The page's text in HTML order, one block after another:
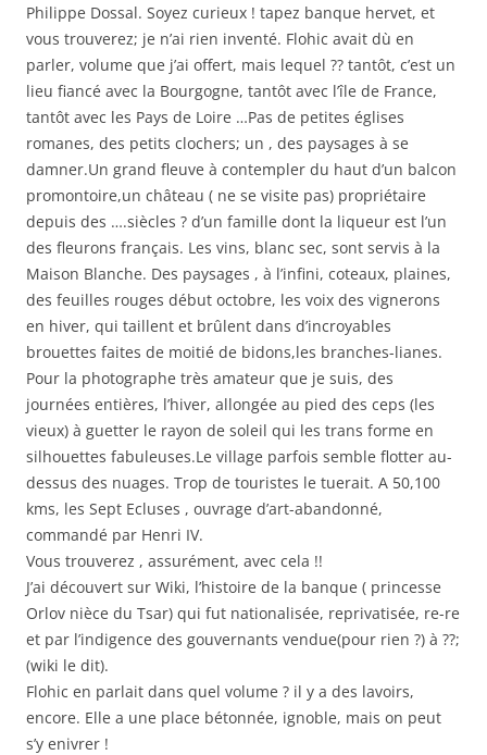
Philippe Dossal. Soyez curieux ! tapez banque hervet, et
vous trouverez; je n’ai rien inventé. Flohic avait dù en
parler, volume que j’ai offert, mais lequel ?? tantôt, c’est un
lieu fiancé avec la Bourgogne, tantôt avec l’île de France,
tantôt avec les Pays de Loire …Pas de petites églises
romanes, des petits clochers; un , des paysages à se
damner.Un grand fleuve à contempler du haut d’un balcon
promontoire,un château ( ne se visite pas) propriétaire
depuis des ….siècles ? d’un famille dont la liqueur est l’un
des fleurons français. Les vins, blanc sec, sont servis à la
Maison Blanche. Des paysages , à l’infini, coteaux, plaines,
des feuilles rouges début octobre, les voix des vignerons
en hiver, qui taillent et brûlent dans d’incroyables
brouettes faites de moitié de bidons,les branches-lianes.
Pour la photographe très amateur que je suis, des
journées entières, l’hiver, allongée au pied des ceps (les
vieux) à guetter le rayon de soleil qui les trans forme en
silhouettes fabuleuses.Le village parfois semble flotter au-
dessus des nuages. Trop de touristes le tuerait. A 50,100
kms, les Sept Ecluses , ouvrage d’art-abandonné,
commandé par Henri IV.
Vous trouverez , assurément, avec cela !!
J’ai découvert sur Wiki, l’histoire de la banque ( princesse
Orlov nièce du Tsar) qui fut nationalisée, reprivatisée, re-re
et par l’indigence des gouvernants vendue(pour rien ?) à ??;
(wiki le dit).
Flohic en parlait dans quel volume ? il y a des lavoirs,
encore. Elle a une place bétonnée, ignoble, mais on peut
s’y enivrer !